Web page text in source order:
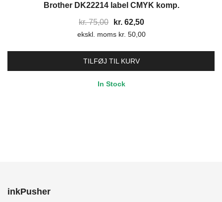
17%Brother DK22214 label CMYK komp.
kr.75,00
Den
oprindelige
var:
kr. 75,00.
kr. 62,50Den
aktuelle
kr. 62,50.
ekskl. moms kr. 50,00
TILFØJ TIL KURV
In Stock
inkPusher